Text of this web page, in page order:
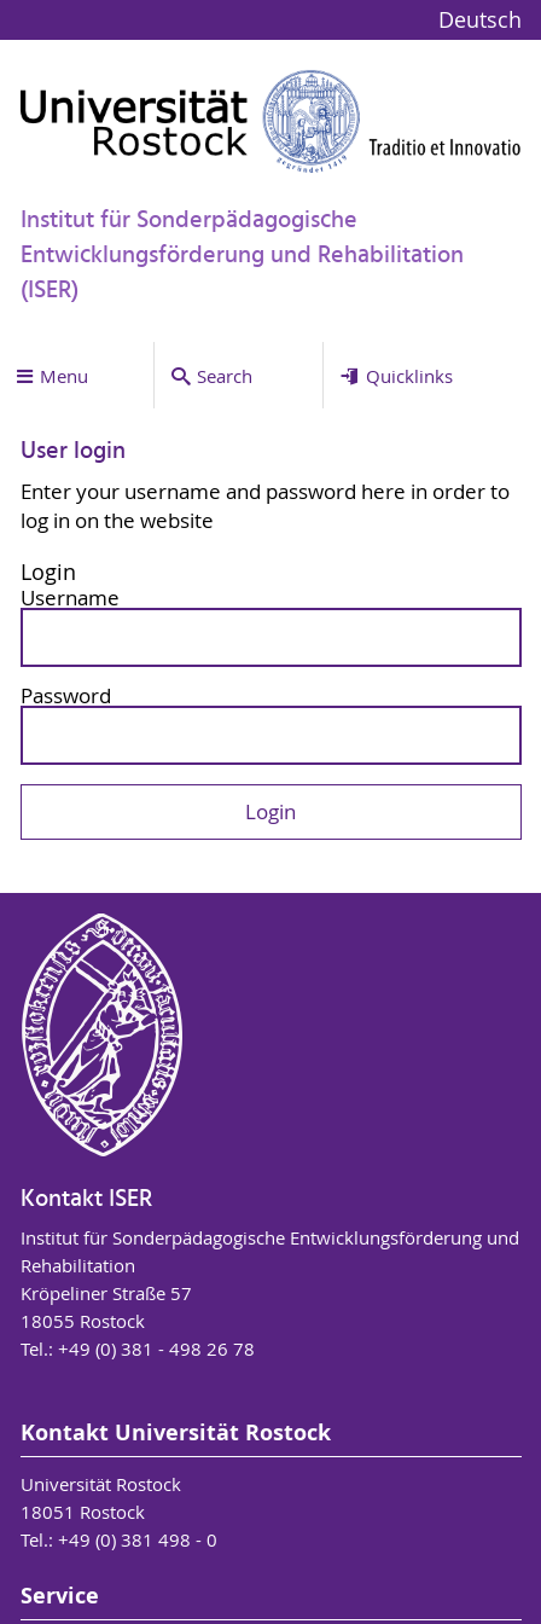
Deutsch
Institut für Sonderpädagogische
Entwicklungsförderung und Rehabilitation
(ISER)
Menu Search Quicklinks
User login
Enter your username and password here in order to
log in on the website
Login
Username
Password
Kontakt ISER
Institut für Sonderpädagogische Entwicklungsförderung und
Rehabilitation
Kröpeliner Straße 57
18055 Rostock
Tel.: +49 (0) 381 - 498 26 78
Kontakt Universität Rostock
Universität Rostock
18051 Rostock
Tel.: +49 (0) 381 498 - 0
Service